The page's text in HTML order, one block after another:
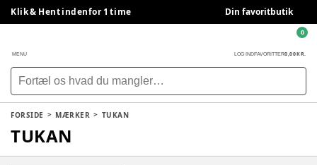
Klik & Hent indenfor 1 time Din favoritbutik
MENU LOG INDFAVORITTER0,00 KR.
0
FORSIDE MÆRKER TUKAN
TUKAN